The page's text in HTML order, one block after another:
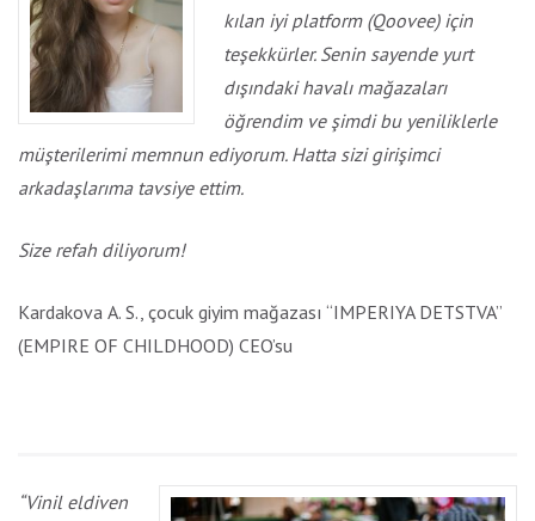
kılan iyi platform (Qoovee) için
teşekkürler. Senin sayende yurt
dışındaki havalı mağazaları
öğrendim ve şimdi bu yeniliklerle
müşterilerimi memnun ediyorum. Hatta sizi girişimci
arkadaşlarıma tavsiye ettim.
Size refah diliyorum!
Kardakova А. S., çocuk giyim mağazası “IMPERIYA DETSTVA”
(EMPIRE OF CHILDHOOD) CEO’su
“Vinil eldiven